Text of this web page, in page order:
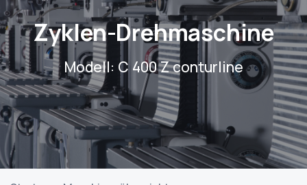
Zyklen-Drehmaschine
Modell: C 400 Z conturline